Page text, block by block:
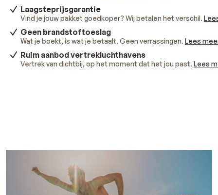
Laagsteprijsgarantie
Vind je jouw pakket goedkoper? Wij betalen het verschil.
Geen brandstoftoeslag
Wat je boekt, is wat je betaalt. Geen verrassingen. Lees
Ruim aanbod vertrekluchthavens
Vertrek van dichtbij, op het moment dat het jou past. Lees